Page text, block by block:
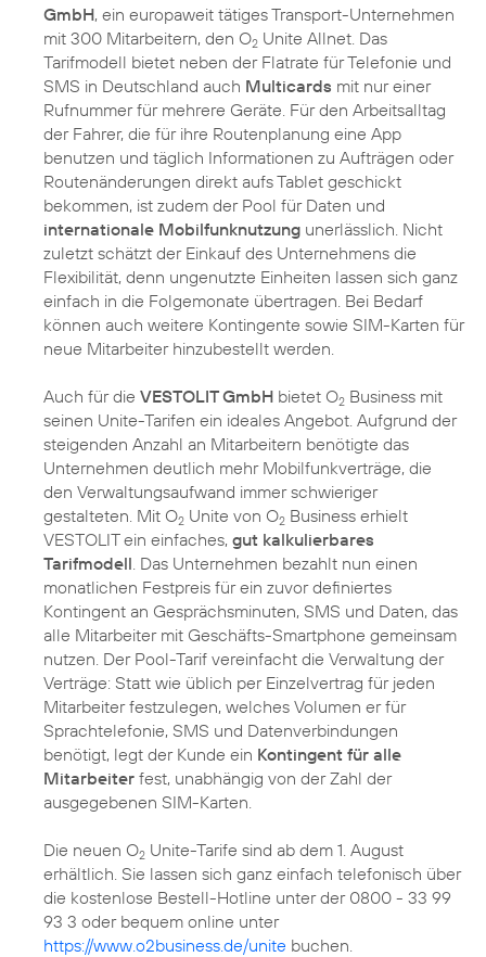
GmbH, ein europaweit tätiges Transport-Unternehmen
mit 300 Mitarbeitern, den O2 Unite Allnet. Das
Tarifmodell bietet neben der Flatrate für Telefonie und
SMS in Deutschland auch Multicards mit nur einer
Rufnummer für mehrere Geräte. Für den Arbeitsalltag
der Fahrer, die für ihre Routenplanung eine App
benutzen und täglich Informationen zu Aufträgen oder
Routenänderungen direkt aufs Tablet geschickt
bekommen, ist zudem der Pool für Daten und
internationale Mobilfunknutzung unerlässlich. Nicht
zuletzt schätzt der Einkauf des Unternehmens die
Flexibilität, denn ungenutzte Einheiten lassen sich ganz
einfach in die Folgemonate übertragen. Bei Bedarf
können auch weitere Kontingente sowie SIM-Karten für
neue Mitarbeiter hinzubestellt werden.
Auch für die VESTOLIT GmbH bietet O2 Business mit
seinen Unite-Tarifen ein ideales Angebot. Aufgrund der
steigenden Anzahl an Mitarbeitern benötigte das
Unternehmen deutlich mehr Mobilfunkverträge, die
den Verwaltungsaufwand immer schwieriger
gestalteten. Mit O2 Unite von O2 Business erhielt
VESTOLIT ein einfaches, gut kalkulierbares
Tarifmodell . Das Unternehmen bezahlt nun einen
monatlichen Festpreis für ein zuvor definiertes
Kontingent an Gesprächsminuten, SMS und Daten, das
alle Mitarbeiter mit Geschäfts-Smartphone gemeinsam
nutzen. Der Pool-Tarif vereinfacht die Verwaltung der
Verträge: Statt wie üblich per Einzelvertrag für jeden
Mitarbeiter festzulegen, welches Volumen er für
Sprachtelefonie, SMS und Datenverbindungen
benötigt, legt der Kunde ein Kontingent für alle
Mitarbeiter fest, unabhängig von der Zahl der
ausgegebenen SIM-Karten.
Die neuen O2 Unite-Tarife sind ab dem 1. August
erhältlich. Sie lassen sich ganz einfach telefonisch über
die kostenlose Bestell-Hotline unter der 0800 - 33 99
93 3 oder bequem online unter
https://www.o2business.de/unite buchen.